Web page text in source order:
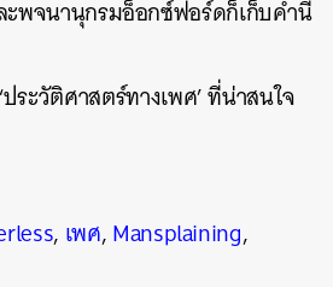
ะพจนานุกรมอ็อกซ์ฟอร์ดก็เก็บคำนี้
ระวัติศาสตร์ทางเพศ’ ที่น่าสนใจ
, เพศ,Mansplaining,